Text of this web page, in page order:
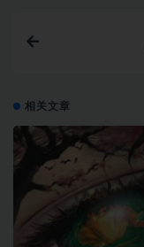
相关文章